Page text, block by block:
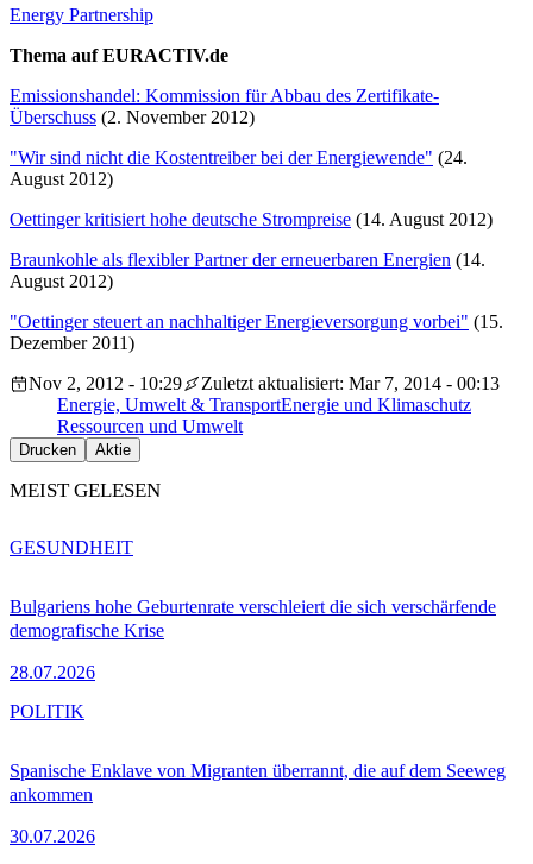
Energy Partnership
Thema auf EURACTIV.de
Emissionshandel: Kommission für Abbau des Zertifikate-
Überschuss (2. November 2012)
"Wir sind nicht die Kostentreiber bei der Energiewende" (24.
August 2012)
Oettinger kritisiert hohe deutsche Strompreise (14. August 2012)
Braunkohle als flexibler Partner der erneuerbaren Energien (14.
August 2012)
"Oettinger steuert an nachhaltiger Energieversorgung vorbei" (15.
Dezember 2011)
Nov 2, 2012 - 10:29
Zuletzt aktualisiert: Mar 7, 2014 - 00:13
Energie, Umwelt & TransportEnergie und Klimaschutz
Ressourcen und Umwelt
Drucken Aktie
MEIST GELESEN
Bulgariens hohe Geburtenrate verschleiert die sich verschärfende
demografische Krise
28.07.2026
GESUNDHEIT
Spanische Enklave von Migranten überrannt, die auf dem Seeweg
ankommen
30.07.2026
POLITIK